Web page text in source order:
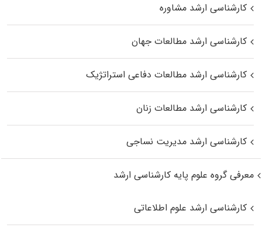
کارشناسی ارشد مشاوره
کارشناسی ارشد مطالعات جهان
کارشناسی ارشد مطالعات دفاعی استراتژیک
کارشناسی ارشد مطالعات زنان
کارشناسی ارشد مدیریت نساجی
معرفی گروه علوم پایه کارشناسی ارشد
کارشناسی ارشد علوم اطلاعاتی